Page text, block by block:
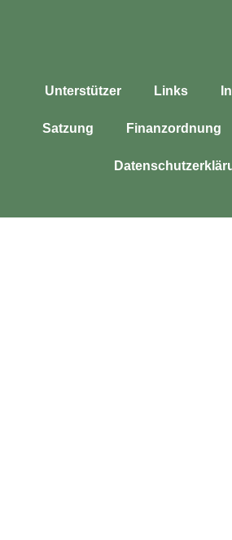
Unter­stüt­zer Links
Sat­zung Finanz­ord­nung